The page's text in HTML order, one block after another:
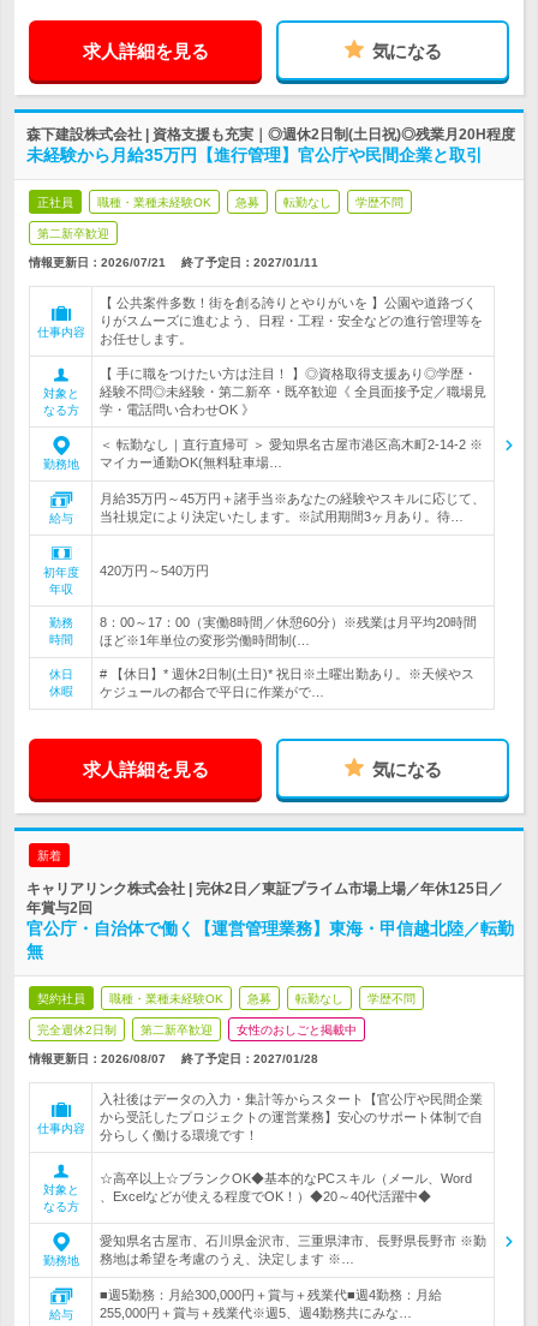
求人詳細を見る 気になる
森下建設株式会社 | 資格支援も充実｜◎週休2日制(土日祝)◎残業月20H程度
未経験から月給35万円【進行管理】官公庁や民間企業と取引
正社員 職種・業種未経験OK 急募 転勤なし 学歴不問
第二新卒歓迎
情報更新日：2026/07/21 終了予定日： 2027/01/11
仕事内容
【 公共案件多数！街を創る誇りとやりがいを 】公園や道路づく
りがスムーズに進むよう、日程・工程・安全などの進行管理等を
お任せします。
対象と
なる方
【 手に職をつけたい方は注目！ 】◎資格取得支援あり◎学歴・
経験不問◎未経験・第二新卒・既卒歓迎《 全員面接予定／職場見
学・電話問い合わせOK 》
勤務地
＜ 転勤なし｜直行直帰可 ＞ 愛知県名古屋市港区高木町2-14-2 ※
マイカー通勤OK(無料駐車場…
給与
月給35万円～45万円＋諸手当※あなたの経験やスキルに応じて、
当社規定により決定いたします。※試用期間3ヶ月あり。待…
初年度
年収
420万円～540万円
勤務
時間
8：00～17：00（実働8時間／休憩60分）※残業は月平均20時間
ほど※1年単位の変形労働時間制(…
休日
休暇
# 【休日】* 週休2日制(土日)* 祝日※土曜出勤あり。※天候やス
ケジュールの都合で平日に作業がで…
求人詳細を見る 気になる
新着
キャリアリンク株式会社 | 完休2日／東証プライム市場上場／年休125日／
年賞与2回
官公庁・自治体で働く【運営管理業務】東海・甲信越北陸／転勤
無
契約社員 職種・業種未経験OK 急募 転勤なし 学歴不問
完全週休2日制 第二新卒歓迎 女性のおしごと掲載中
情報更新日：2026/08/07 終了予定日： 2027/01/28
仕事内容
入社後はデータの入力・集計等からスタート【官公庁や民間企業
から受託したプロジェクトの運営業務】安心のサポート体制で自
分らしく働ける環境です！
対象と
なる方
☆高卒以上☆ブランクOK◆基本的なPCスキル（メール、Word
、Excelなどが使える程度でOK！）◆20～40代活躍中◆
勤務地
愛知県名古屋市、石川県金沢市、三重県津市、長野県長野市 ※勤
務地は希望を考慮のうえ、決定します ※…
給与
■週5勤務：月給300,000円＋賞与＋残業代■週4勤務：月給
255,000円＋賞与＋残業代※週5、週4勤務共にみな…